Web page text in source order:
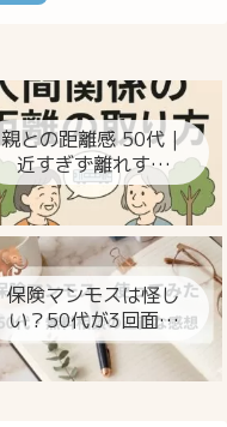
親との距離感 50代｜
近すぎず離れすぎ
ず、心が楽になる整
保険マンモスは怪し
い？50代が3回面談
して分かった本当の
ところ